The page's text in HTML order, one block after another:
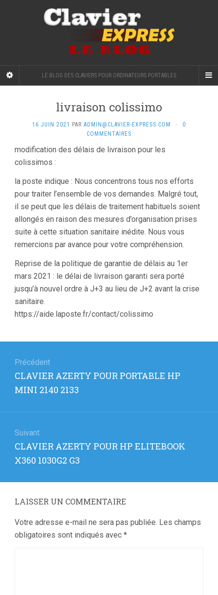
LE BLOG DES CLAVIERS POUR ORDINATEURS PORTABLES
livraison colissimo
16 JUIN 2021 PAR ADMIN@CLAVIER-EXPRESS.COM ·
0
COMMENTAIRES
modification des délais de livraison pour les
colissimos :
la poste indique : Nous concentrons tous nos efforts
pour traiter l’ensemble de vos demandes. Malgré tout,
il se peut que les délais de traitement habituels soient
allongés en raison des mesures d’organisation prises
suite à cette situation sanitaire inédite. Nous vous
remercions par avance pour votre compréhension.
Reprise de la politique de garantie de délais au 1er
mars 2021 : le délai de livraison garanti sera porté
jusqu’à nouvel ordre à J+3 au lieu de J+2 avant la crise
sanitaire.
https://aide.laposte.fr/contact/colissimo
de
l’article
Précédent
Article
précédent
CLAVIER AZERTY POUR PORTABLE HP
MINI 2140 2133
Suivant
Article
suivant
CLAVIER AZERTY POUR HP ELITEBOOK
X360 1030G2 G3
LAISSER UN COMMENTAIRE
Votre adresse e-mail ne sera pas publiée. Les champs
obligatoires sont indiqués avec *